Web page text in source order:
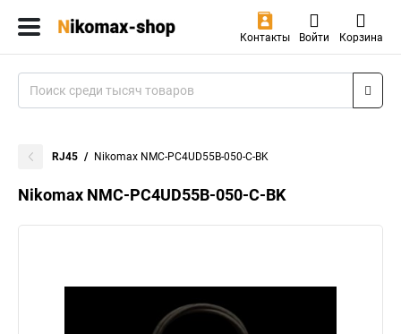
Контакты Войти Корзина
RJ45 Nikomax NMC-PC4UD55B-050-C-BK
Nikomax NMC-PC4UD55B-050-C-BK